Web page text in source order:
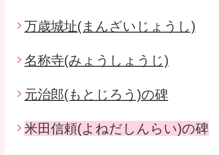
万歳城址(まんざいじょうし)
名称寺(みょうしょうじ)
元治郎(もとじろう)の碑
米田信頼(よねだしんらい)の碑